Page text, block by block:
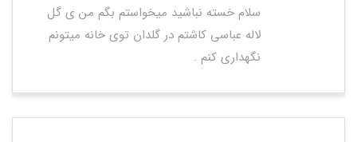
سلام خسته نباشید میخواستم بگم من ی گل
لاله عباسی کاشتم در گلدان توی خانه میتونم
نگهداری کنم .